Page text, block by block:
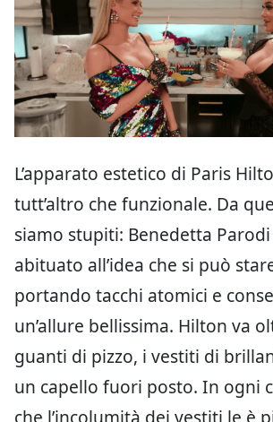
L’apparato estetico di Paris
tutt’altro che funzionale. Da
siamo stupiti: Benedetta
abituato all’idea che si può
portando tacchi atomici e
un’allure bellissima. Hilton va
guanti di pizzo, i vestiti di
un capello fuori posto. In ogni
che l’incolumità dei vestiti le è